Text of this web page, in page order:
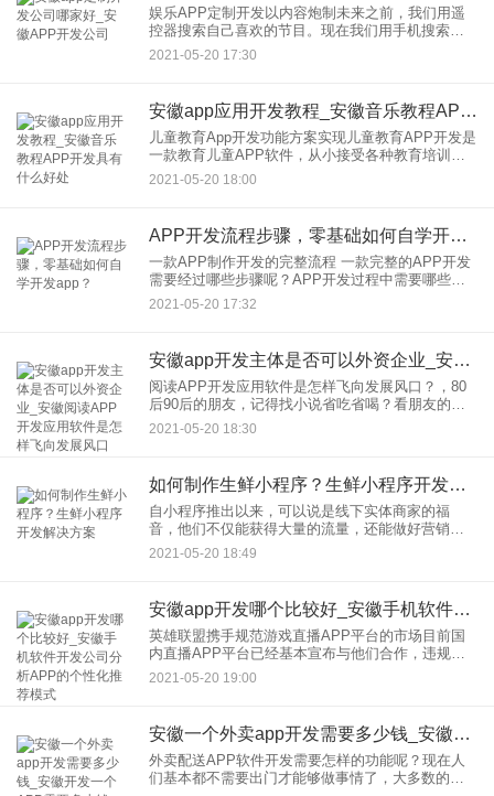
娱乐APP定制开发以内容炮制未来之前，我们用遥
控器搜索自己喜欢的节目。现在我们用手机搜索开
发，定制，开发企业，的娱乐应用行业，本着做用
户的原则，尽力为每一个用户带来有价值的内容。
2021-05-20 17:30
安徽app应用开发教程_安徽音乐教程APP开发具有什么好处
儿童教育App开发功能方案实现儿童教育APP开发是
一款教育儿童APP软件，从小接受各种教育培训。
尤其是中国的父母，非常重视孩子的教育，从小就
给孩子上各种各样的培训课程。他们不想让孩子在
2021-05-20 18:00
APP开发流程步骤，零基础如何自学开发app？
一款APP制作开发的完整流程 一款完整的APP开发
需要经过哪些步骤呢？APP开发过程中需要哪些人
员配备？ APP开发流程可分为三个阶段，1、是需求
阶段，2、是研发阶段，3、
2021-05-20 17:32
安徽app开发主体是否可以外资企业_安徽阅读APP开发应用软件是怎样飞向发展风口
阅读APP开发应用软件是怎样飞向发展风口？，80
后90后的朋友，记得找小说省吃省喝？看朋友的小
说是不是要排很长的队？看小说是从一个浏览器跳
到n个浏览器的吗？只需通过一个APP平台在移动互
2021-05-20 18:30
如何制作生鲜小程序？生鲜小程序开发解决方案
自小程序推出以来，可以说是线下实体商家的福
音，他们不仅能获得大量的流量，还能做好营销推
广。未来，生鲜水果、商城和小程序的新产品形态
也将为生鲜电商产业带来新的机遇。
2021-05-20 18:49
安徽app开发哪个比较好_安徽手机软件开发公司分析APP的个性化推荐模式
英雄联盟携手规范游戏直播APP平台的市场目前国
内直播APP平台已经基本宣布与他们合作，违规将
受到严惩。此时占据目前直播平台一半左右流量的
人，已经率先成立了这样一个监管机构，对各大平
2021-05-20 19:00
安徽一个外卖app开发需要多少钱_安徽开发一个APP需要多少钱
外卖配送APP软件开发需要怎样的功能呢？现在人
们基本都不需要出门才能够做事情了，大多数的人